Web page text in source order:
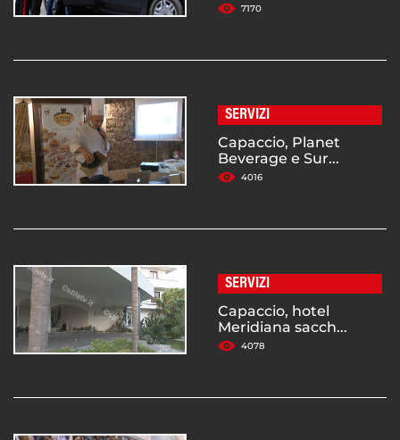
7170
SERVIZI
Capaccio, Planet
Beverage e Sur...
4016
SERVIZI
Capaccio, hotel
Meridiana sacch...
4078